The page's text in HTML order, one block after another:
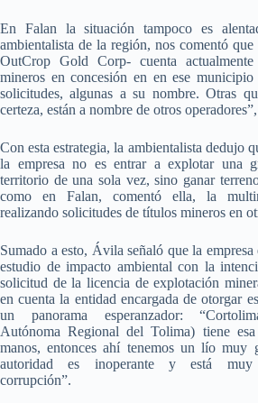
En Falan la situación tampoco es
ambientalista de la región, nos comentó
OutCrop Gold Corp- cuenta
mineros en concesión en en ese
solicitudes, algunas a su nombre. Otras
certeza, están a nombre de otros
Con esta estrategia, la ambientalista dedujo
la empresa no es entrar a explotar una
territorio de una sola vez, sino ganar
como en Falan, comentó ella, la
realizando solicitudes de títulos mineros en
Sumado a esto, Ávila señaló que la empresa
estudio de impacto ambiental con la
solicitud de la licencia de explotación
en cuenta la entidad encargada de otorgar
un panorama esperanzador:
Autónoma Regional del Tolima) tiene
manos, entonces ahí tenemos un lío muy
autoridad es inoperante y está muy
corrupción”.